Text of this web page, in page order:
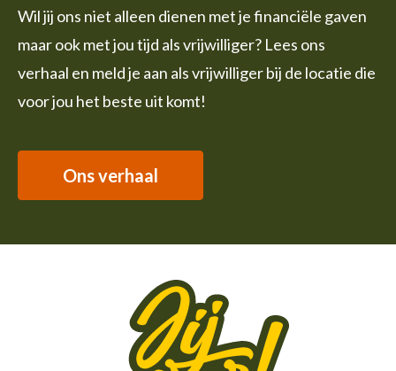
Wil jij ons niet alleen dienen met je financiële gaven
maar ook met jou tijd als vrijwilliger? Lees ons
verhaal en meld je aan als vrijwilliger bij de locatie die
voor jou het beste uit komt!
Ons verhaal